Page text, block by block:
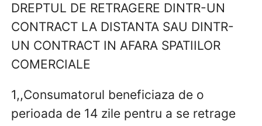
DREPTUL DE RETRAGERE DINTR-UN
CONTRACT LA DISTANTA SAU DINTR-
UN CONTRACT IN AFARA SPATIILOR
COMERCIALE
1,,Consumatorul beneficiaza de o
perioada de 14 zile pentru a se retrage